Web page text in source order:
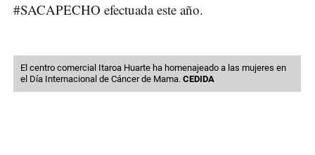
#SACAPECHO efectuada este año.
El centro comercial Itaroa Huarte ha homenajeado a las mujeres en
el Día Internacional de Cáncer de Mama. CEDIDA